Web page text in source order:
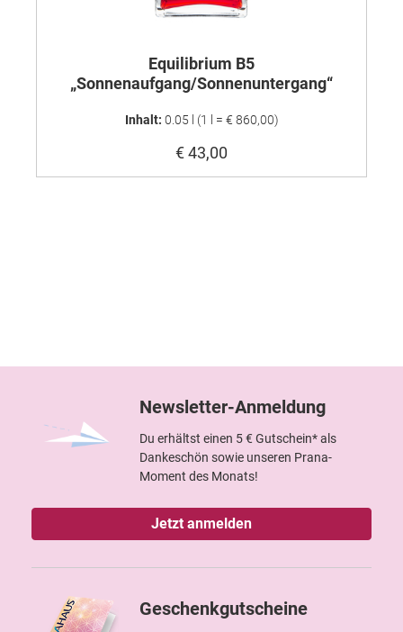
Equilibrium B5
„Sonnenaufgang/Sonnenuntergang“
Inhalt: 0.05 l (1 l = € 860,00)
€ 43,00
Newsletter-Anmeldung
Du erhältst einen 5 € Gutschein* als
Dankeschön sowie unseren Prana-
Moment des Monats!
Jetzt anmelden
Geschenkgutscheine